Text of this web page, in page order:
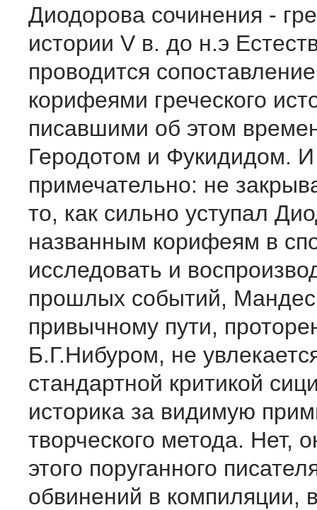
Диодорова сочинения -
истории V в. до н.э
проводится
корифеями греческого
писавшими об этом
Геродотом и Фукидидом. И
примечательно: не
то, как сильно уступал
названным корифеям в
исследовать и
прошлых событий,
привычному пути,
Б.Г.Нибуром, не
стандартной критикой
историка за видимую
творческого метода. Нет,
этого поруганного
обвинений в компиляции,